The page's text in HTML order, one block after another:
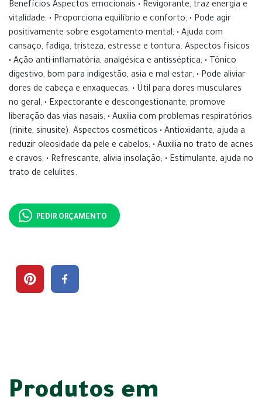
Benefícios Aspectos emocionais • Revigorante, traz energia e
vitalidade; • Proporciona equilíbrio e conforto; • Pode agir
positivamente sobre esgotamento mental; • Ajuda com
cansaço, fadiga, tristeza, estresse e tontura. Aspectos físicos
• Ação anti-inflamatória, analgésica e antisséptica; • Tônico
digestivo, bom para indigestão, asia e mal-estar; • Pode aliviar
dores de cabeça e enxaquecas; • Útil para dores musculares
no geral; • Expectorante e descongestionante, promove
liberação das vias nasais; • Auxilia com problemas respiratórios
(rinite, sinusite). Aspectos cosméticos • Antioxidante, ajuda a
reduzir oleosidade da pele e cabelos; • Auxilia no trato de acnes
e cravos; • Refrescante, alivia insolação; • Estimulante, ajuda no
trato de celulites.
PEDIR ORÇAMENTO
Produtos em